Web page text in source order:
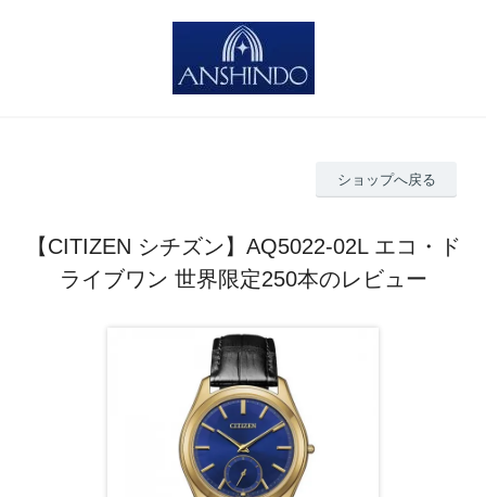
ショップへ戻る
【CITIZEN シチズン】AQ5022-02L エコ・ド
ライブワン 世界限定250本のレビュー